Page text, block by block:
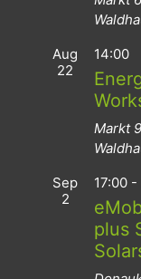
Aug
22
14:00
Markt
Sep
2
17:00 -
plus